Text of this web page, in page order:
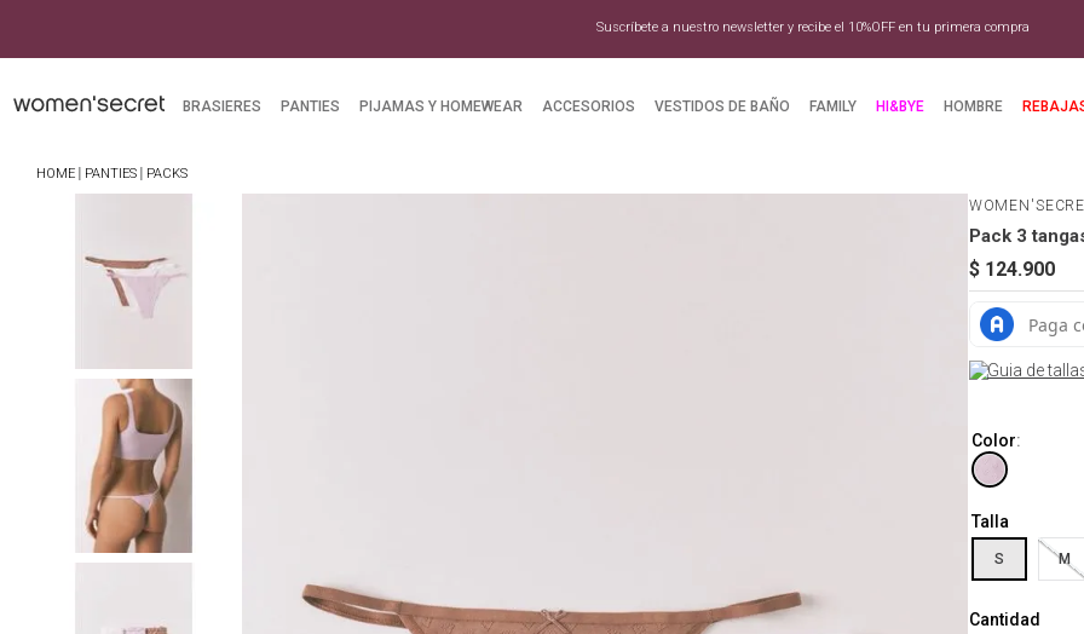
Suscríbete a nuestro newsletter y recibe el 10%OFF en tu primera compra
BRASIERES PANTIES PIJAMAS Y HOMEWEAR ACCESORIOS VESTIDOS DE BAÑO FAMILY HI&BYE HOMBRE
PANTIES PACKS
Pack 3
$ 124.900
Guia de
Color:
Talla
S M
Cantidad